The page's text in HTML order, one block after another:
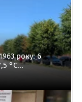
року: 6
°C...